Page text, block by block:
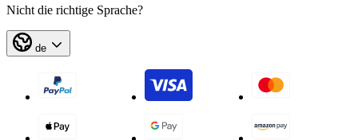
Nicht die richtige Sprache?
de